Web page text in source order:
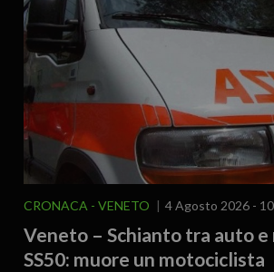
CRONACA VENETO 4 Agosto 2026 -
Veneto – Schianto tra auto
SS50: muore un motociclista